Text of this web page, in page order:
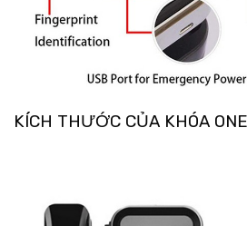
KÍCH THƯỚC CỦA KHÓA